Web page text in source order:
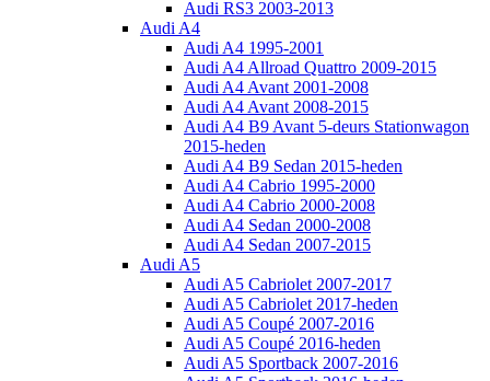
Audi RS3 2003-2013
Audi A4
Audi A4 1995-2001
Audi A4 Allroad Quattro 2009-2015
Audi A4 Avant 2001-2008
Audi A4 Avant 2008-2015
Audi A4 B9 Avant 5-deurs Stationwagon
2015-heden
Audi A4 B9 Sedan 2015-heden
Audi A4 Cabrio 1995-2000
Audi A4 Cabrio 2000-2008
Audi A4 Sedan 2000-2008
Audi A4 Sedan 2007-2015
Audi A5
Audi A5 Cabriolet 2007-2017
Audi A5 Cabriolet 2017-heden
Audi A5 Coupé 2007-2016
Audi A5 Coupé 2016-heden
Audi A5 Sportback 2007-2016